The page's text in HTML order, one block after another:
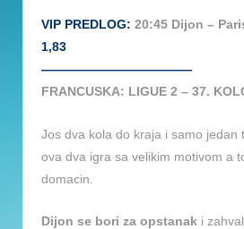
VIP PREDLOG: 20:45 Dijon –
1,83
————————————
FRANCUSKA: LIGUE 2 – 37.
Jos dva kola do kraja i samo jedan
ova dva igra sa velikim motivom a
domacin.
Dijon se bori za opstanak i